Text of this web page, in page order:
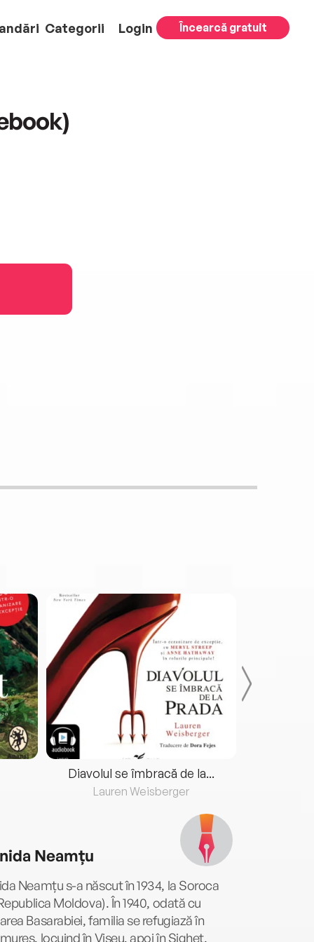
Categorii Login Încearcă gratuit
Diavolul se îmbracă de la...
Lauren Weisberger
Neamțu
Neamțu s-a născut în 1934, la Soroca
Moldova). În 1940, odată cu
Basarabiei, familia se refugiază în
locuind în Vișeu, apoi în Sighet.